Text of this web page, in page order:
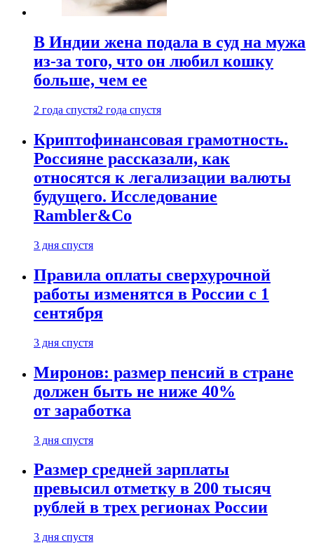
В Индии жена подала в суд на мужа
из-за того, что он любил кошку
больше, чем ее
2 года спустя2 года спустя
Криптофинансовая грамотность.
Россияне рассказали, как
относятся к легализации валюты
будущего. Исследование
Rambler&Co
3 дня спустя
Правила оплаты сверхурочной
работы изменятся в России с 1
сентября
3 дня спустя
Миронов: размер пенсий в стране
должен быть не ниже 40%
от заработка
3 дня спустя
Размер средней зарплаты
превысил отметку в 200 тысяч
рублей в трех регионах России
3 дня спустя